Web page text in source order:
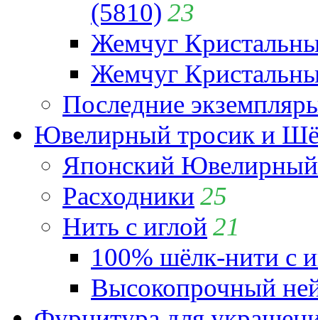
(5810) 23
Жемчуг
Жемчуг
Последние
Ювелирный тросик и
Японский
Расходники 25
Нить с иглой 21
100% шёлк-нити с
Высокопрочный